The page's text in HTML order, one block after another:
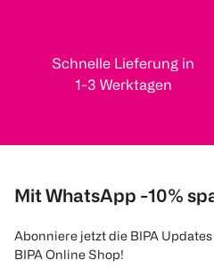
Schnelle Lieferung in
1-3 Werktagen
Mit WhatsApp -10%
Abonniere jetzt die BIPA
BIPA Online Shop!